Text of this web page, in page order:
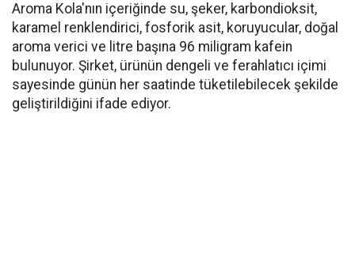
Aroma Kola'nın içeriğinde su, şeker, karbondioksit,
karamel renklendirici, fosforik asit, koruyucular, doğal
aroma verici ve litre başına 96 miligram kafein
bulunuyor. Şirket, ürünün dengeli ve ferahlatıcı içimi
sayesinde günün her saatinde tüketilebilecek şekilde
geliştirildiğini ifade ediyor.